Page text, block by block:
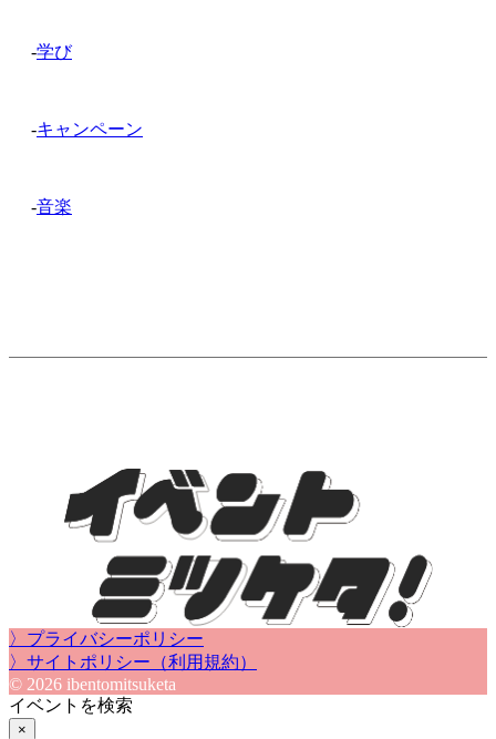
-学び
-キャンペーン
-音楽
〉プライバシーポリシー
〉サイトポリシー（利用規約）
© 2026 ibentomitsuketa
イベントを検索
×